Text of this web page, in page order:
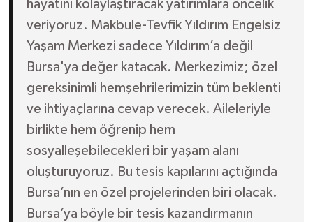
hayatını kolaylaştıracak yatırımlara öncelik
veriyoruz. Makbule-Tevfik Yıldırım Engelsiz
Yaşam Merkezi sadece Yıldırım’a değil
Bursa'ya değer katacak. Merkezimiz; özel
gereksinimli hemşehrilerimizin tüm beklenti
ve ihtiyaçlarına cevap verecek. Aileleriyle
birlikte hem öğrenip hem
sosyalleşebilecekleri bir yaşam alanı
oluşturuyoruz. Bu tesis kapılarını açtığında
Bursa’nın en özel projelerinden biri olacak.
Bursa’ya böyle bir tesis kazandırmanın